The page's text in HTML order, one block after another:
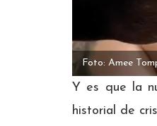
Foto: Amee
Y es que la
historial de